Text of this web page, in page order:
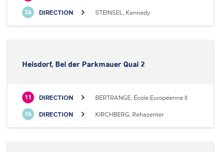
26 DIRECTION STEINSEL, Kennedy
Heisdorf, Bei der Parkmauer Quai 2
11 DIRECTION BERTRANGE, École Européenne II
26 DIRECTION KIRCHBERG, Rehazenter